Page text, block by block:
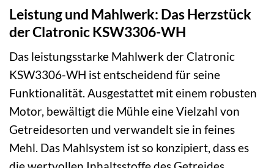
Leistung und Mahlwerk: Das Herzstück
der Clatronic KSW3306-WH
Das leistungsstarke Mahlwerk der Clatronic
KSW3306-WH ist entscheidend für seine
Funktionalität. Ausgestattet mit einem robusten
Motor, bewältigt die Mühle eine Vielzahl von
Getreidesorten und verwandelt sie in feines
Mehl. Das Mahlsystem ist so konzipiert, dass es